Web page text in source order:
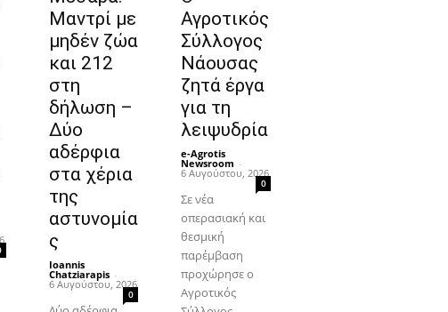
Μαντρί με
μηδέν ζώα
και 212
στη
δήλωση –
Δύο
αδέρφια
στα χέρια
της
αστυνομία
ς
Ioannis
Chatziarapis -
6 Αυγούστου, 2026
0
Αγροτικός
Σύλλογος
Νάουσας
ζητά έργα
για τη
λειψυδρία
e-Agrotis
Newsroom -
6 Αυγούστου, 2026
0
Σε νέα
οπερασιακή και
θεσμική
παρέμβαση
προχώρησε ο
Αγροτικός